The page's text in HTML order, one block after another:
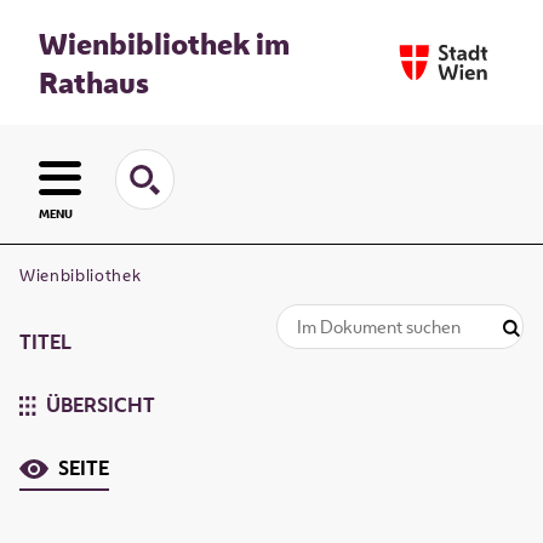
Wienbibliothek im
Rathaus
MENU
Wienbibliothek
TITEL
ÜBERSICHT
SEITE